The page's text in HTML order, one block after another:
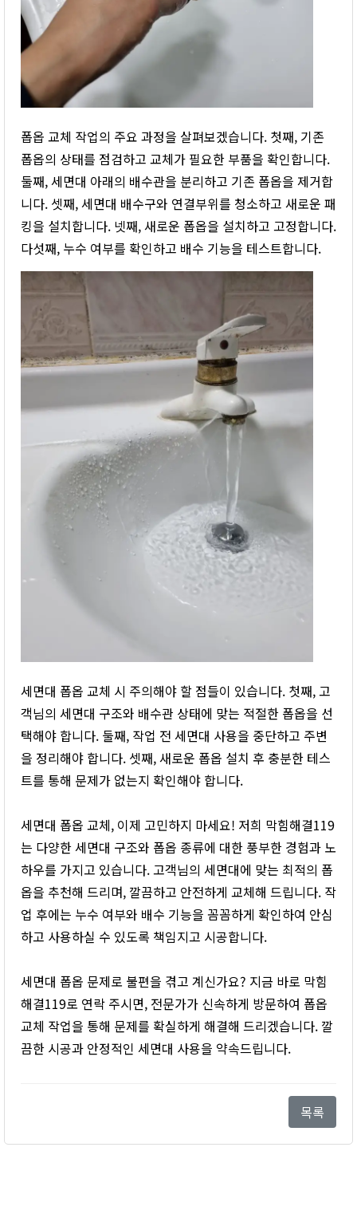
폽옵 교체 작업의 주요 과정을 살펴보겠습니다. 첫째, 기존
폽옵의 상태를 점검하고 교체가 필요한 부품을 확인합니다.
둘째, 세면대 아래의 배수관을 분리하고 기존 폽옵을 제거합
니다. 셋째, 세면대 배수구와 연결부위를 청소하고 새로운 패
킹을 설치합니다. 넷째, 새로운 폽옵을 설치하고 고정합니다.
다섯째, 누수 여부를 확인하고 배수 기능을 테스트합니다.
세면대 폽옵 교체 시 주의해야 할 점들이 있습니다. 첫째, 고
객님의 세면대 구조와 배수관 상태에 맞는 적절한 폽옵을 선
택해야 합니다. 둘째, 작업 전 세면대 사용을 중단하고 주변
을 정리해야 합니다. 셋째, 새로운 폽옵 설치 후 충분한 테스
트를 통해 문제가 없는지 확인해야 합니다.
세면대 폽옵 교체, 이제 고민하지 마세요! 저희 막힘해결119
는 다양한 세면대 구조와 폽옵 종류에 대한 풍부한 경험과 노
하우를 가지고 있습니다. 고객님의 세면대에 맞는 최적의 폽
옵을 추천해 드리며, 깔끔하고 안전하게 교체해 드립니다. 작
업 후에는 누수 여부와 배수 기능을 꼼꼼하게 확인하여 안심
하고 사용하실 수 있도록 책임지고 시공합니다.
세면대 폽옵 문제로 불편을 겪고 계신가요? 지금 바로 막힘
해결119로 연락 주시면, 전문가가 신속하게 방문하여 폽옵
교체 작업을 통해 문제를 확실하게 해결해 드리겠습니다. 깔
끔한 시공과 안정적인 세면대 사용을 약속드립니다.
목록